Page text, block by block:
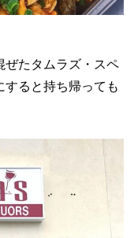
ぜたタムラズ・スペ
ると持ち帰っても